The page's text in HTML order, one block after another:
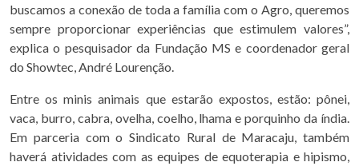
buscamos a conexão de toda a família com o Agro, queremos
sempre proporcionar experiências que estimulem valores”,
explica o pesquisador da Fundação MS e coordenador geral
do Showtec, André Lourenção.
Entre os minis animais que estarão expostos, estão: pônei,
vaca, burro, cabra, ovelha, coelho, lhama e porquinho da índia.
Em parceria com o Sindicato Rural de Maracaju, também
haverá atividades com as equipes de equoterapia e hipismo,